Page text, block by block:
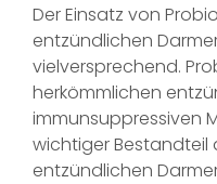
Der Einsatz von
entzündlichen
vielversprechend.
herkömmlichen
immunsuppressiven
wichtiger Bestandteil
entzündlichen